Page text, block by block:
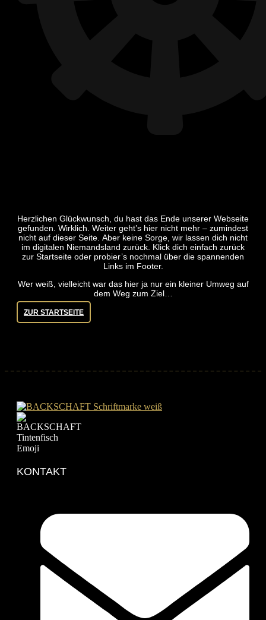
Herzlichen Glückwunsch, du hast das Ende unserer Webseite
gefunden. Wirklich. Weiter geht’s hier nicht mehr – zumindest
nicht auf dieser Seite. Aber keine Sorge, wir lassen dich nicht
im digitalen Niemandsland zurück. Klick dich einfach zurück
zur Startseite oder probier’s nochmal über die spannenden
Links im Footer.
Wer weiß, vielleicht war das hier ja nur ein kleiner Umweg auf
dem Weg zum Ziel…
ZUR STARTSEITE
KONTAKT